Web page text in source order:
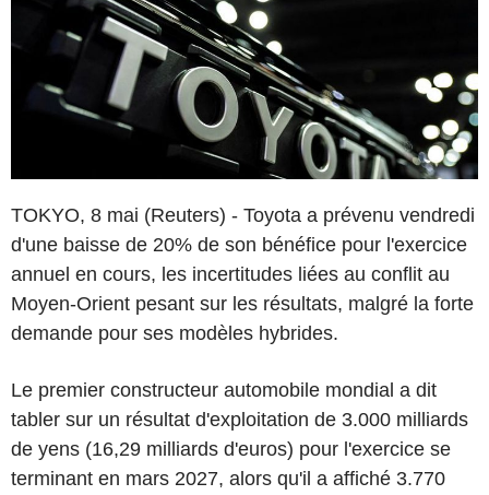
TOKYO, 8 mai (Reuters) - Toyota a prévenu vendredi
d'une baisse de 20% de son bénéfice pour l'exercice
annuel en cours, les incertitudes liées au conflit au
Moyen-Orient pesant sur les résultats, malgré la forte
demande pour ses modèles hybrides.
Le premier constructeur automobile mondial a dit
tabler sur un résultat d'exploitation de 3.000 milliards
de yens (16,29 milliards d'euros) pour l'exercice se
terminant en mars 2027, alors qu'il a affiché 3.770